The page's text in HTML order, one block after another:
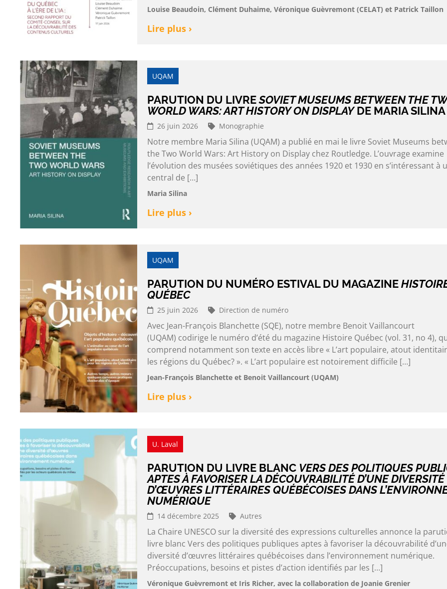
Louise Beaudoin, Clément Duhaime, Véronique Guèvremont (CELAT) et Patrick Taillon
Lire plus ›
UQAM
PARUTION DU LIVRESOVIET MUSEUMS BETWEEN THE
WORLD WARS: ART HISTORY ON DISPLAYDE MARIA SILINA
26 juin 2026 Monographie
Notre membre Maria Silina (UQAM) a publié en mai le livre Soviet Museums
the Two World Wars: Art History on Display chez Routledge. L’ouvrage examine
l’évolution des musées soviétiques des années 1920 et 1930 en s’intéressant à
central de […]
Maria Silina
Lire plus ›
UQAM
PARUTION DU NUMÉRO ESTIVAL DU MAGAZINE
QUÉBEC
25 juin 2026 Direction de numéro
Avec Jean-François Blanchette (SQE), notre membre Benoit Vaillancourt
(UQAM) codirige le numéro d’été du magazine Histoire Québec (vol. 31, no 4),
comprend notamment son texte en accès libre « L’art populaire, atout
les régions du Québec? ». « L’art populaire est notoirement difficile […]
Jean-François Blanchette et Benoit Vaillancourt (UQAM)
Lire plus ›
U. Laval
PARUTION DU LIVRE BLANC VERS DES POLITIQUES
APTES À FAVORISER LA DÉCOUVRABILITÉ D’UNE DIVERSITÉ
D’ŒUVRES LITTÉRAIRES QUÉBÉCOISES DANS
NUMÉRIQUE
14 décembre 2025 Autres
La Chaire UNESCO sur la diversité des expressions culturelles annonce la
livre blanc Vers des politiques publiques aptes à favoriser la découvrabilité
diversité d’œuvres littéraires québécoises dans l’environnement numérique.
Préoccupations, besoins et pistes d’action identifiés par les […]
Véronique Guèvremont et Iris Richer, avec la collaboration de Joanie Grenier